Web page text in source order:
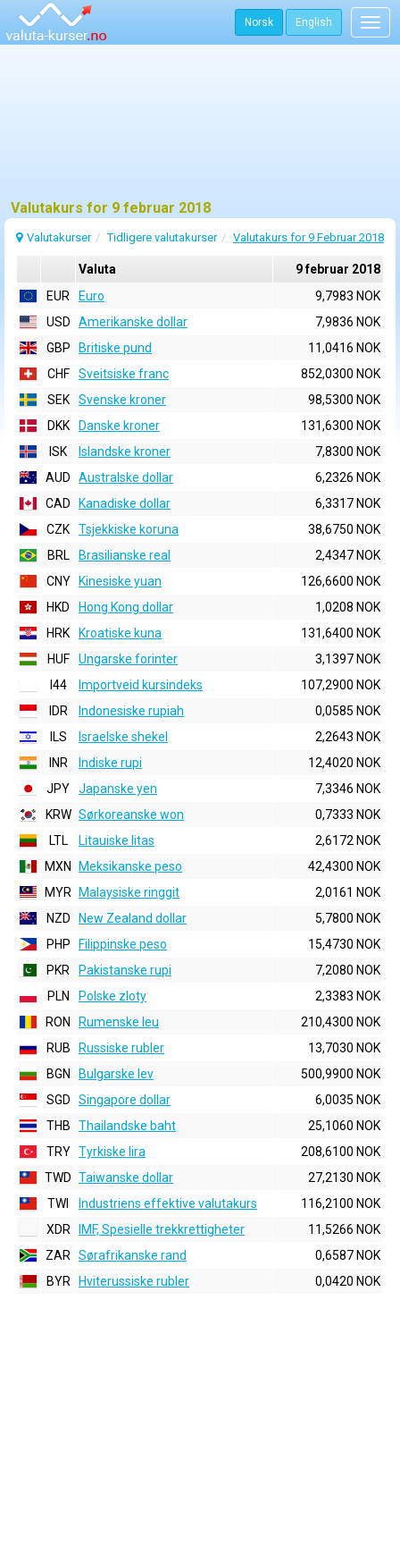
Norsk English
Valutakurs for 9 februar 2018
Valutakurser Tidligere valutakurser Valutakurs for 9 Februar 2018
Valuta
9 februar 2018
EUR
Euro
9,7983 NOK
USD
Amerikanske dollar
7,9836 NOK
GBP
Britiske pund
11,0416 NOK
CHF
Sveitsiske franc
852,0300 NOK
SEK
Svenske kroner
98,5300 NOK
DKK
Danske kroner
131,6300 NOK
ISK
Islandske kroner
7,8300 NOK
AUD
Australske dollar
6,2326 NOK
CAD
Kanadiske dollar
6,3317 NOK
CZK
Tsjekkiske koruna
38,6750 NOK
BRL
Brasilianske real
2,4347 NOK
CNY
Kinesiske yuan
126,6600 NOK
HKD
Hong Kong dollar
1,0208 NOK
HRK
Kroatiske kuna
131,6400 NOK
HUF
Ungarske forinter
3,1397 NOK
I44
Importveid kursindeks
107,2900 NOK
IDR
Indonesiske rupiah
0,0585 NOK
ILS
Israelske shekel
2,2643 NOK
INR
Indiske rupi
12,4020 NOK
JPY
Japanske yen
7,3346 NOK
KRW Sørkoreanske won
0,7333 NOK
LTL
Litauiske litas
2,6172 NOK
MXN
Meksikanske peso
42,4300 NOK
MYR
Malaysiske ringgit
2,0161 NOK
NZD
New Zealand dollar
5,7800 NOK
PHP
Filippinske peso
15,4730 NOK
PKR
Pakistanske rupi
7,2080 NOK
PLN
Polske zloty
2,3383 NOK
RON
Rumenske leu
210,4300 NOK
RUB
Russiske rubler
13,7030 NOK
BGN
Bulgarske lev
500,9900 NOK
SGD
Singapore dollar
6,0035 NOK
THB
Thailandske baht
25,1060 NOK
TRY Tyrkiske lira
208,6100 NOK
TWD Taiwanske dollar
27,2130 NOK
TWI
Industriens effektive valutakurs
116,2100 NOK
XDR
IMF, Spesielle trekkrettigheter
11,5266 NOK
ZAR
Sørafrikanske rand
0,6587 NOK
BYR
Hviterussiske rubler 0,0420 NOK